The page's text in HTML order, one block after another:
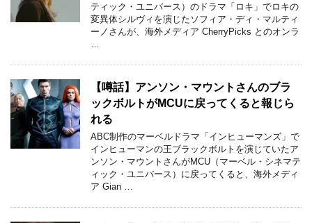
ティック・ユニバース）のドラマ「ロキ」でロキの
変異体シルヴィを演じたソフィア・ディ・マルティ
ーノさんが、海外メディア CherryPicks とのオンラ
【噂話】アンソン・マウントさんのブラ
ックボルトがMCUに戻ってくると報じら
れる
ABC制作のマーベルドラマ「インヒューマンズ」で
インヒューマンの王ブラックボルトを演じていたア
ンソン・マウントさんがMCU（マーベル・シネマテ
ィック・ユニバース）に戻ってくると、海外メディ
ア Gian …